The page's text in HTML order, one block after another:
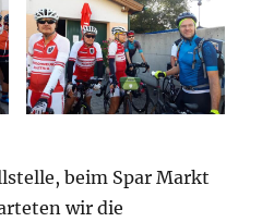
beim Spar Markt
wir die